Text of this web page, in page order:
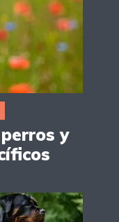
y